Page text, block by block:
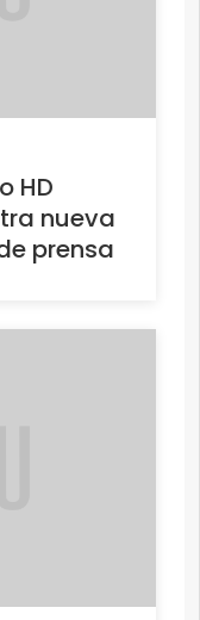
HD
nueva
prensa